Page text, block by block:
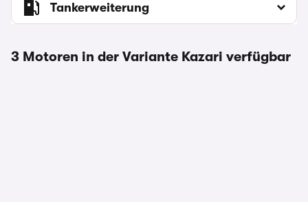
Tankerweiterung
3 Motoren in der Variante Kazari verfügbar